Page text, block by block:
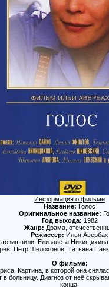
Информация о фильме
Название: Голос
Оригинальное название:
Год выхода: 1982
Жанр: Драма,
Режиссер: Илья Авербах
Елизавета
Петр Шелохонов, Татьяна
О фильме:
Картина, в которой она
больницу. Диагноз от неё
конца.